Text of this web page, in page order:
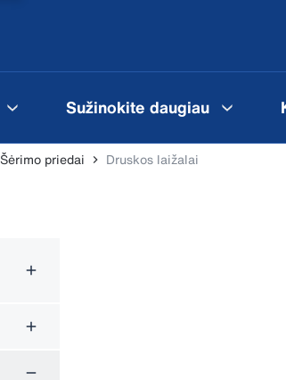
Sužinokite daugiau
Šėrimo priedai Druskos laižalai